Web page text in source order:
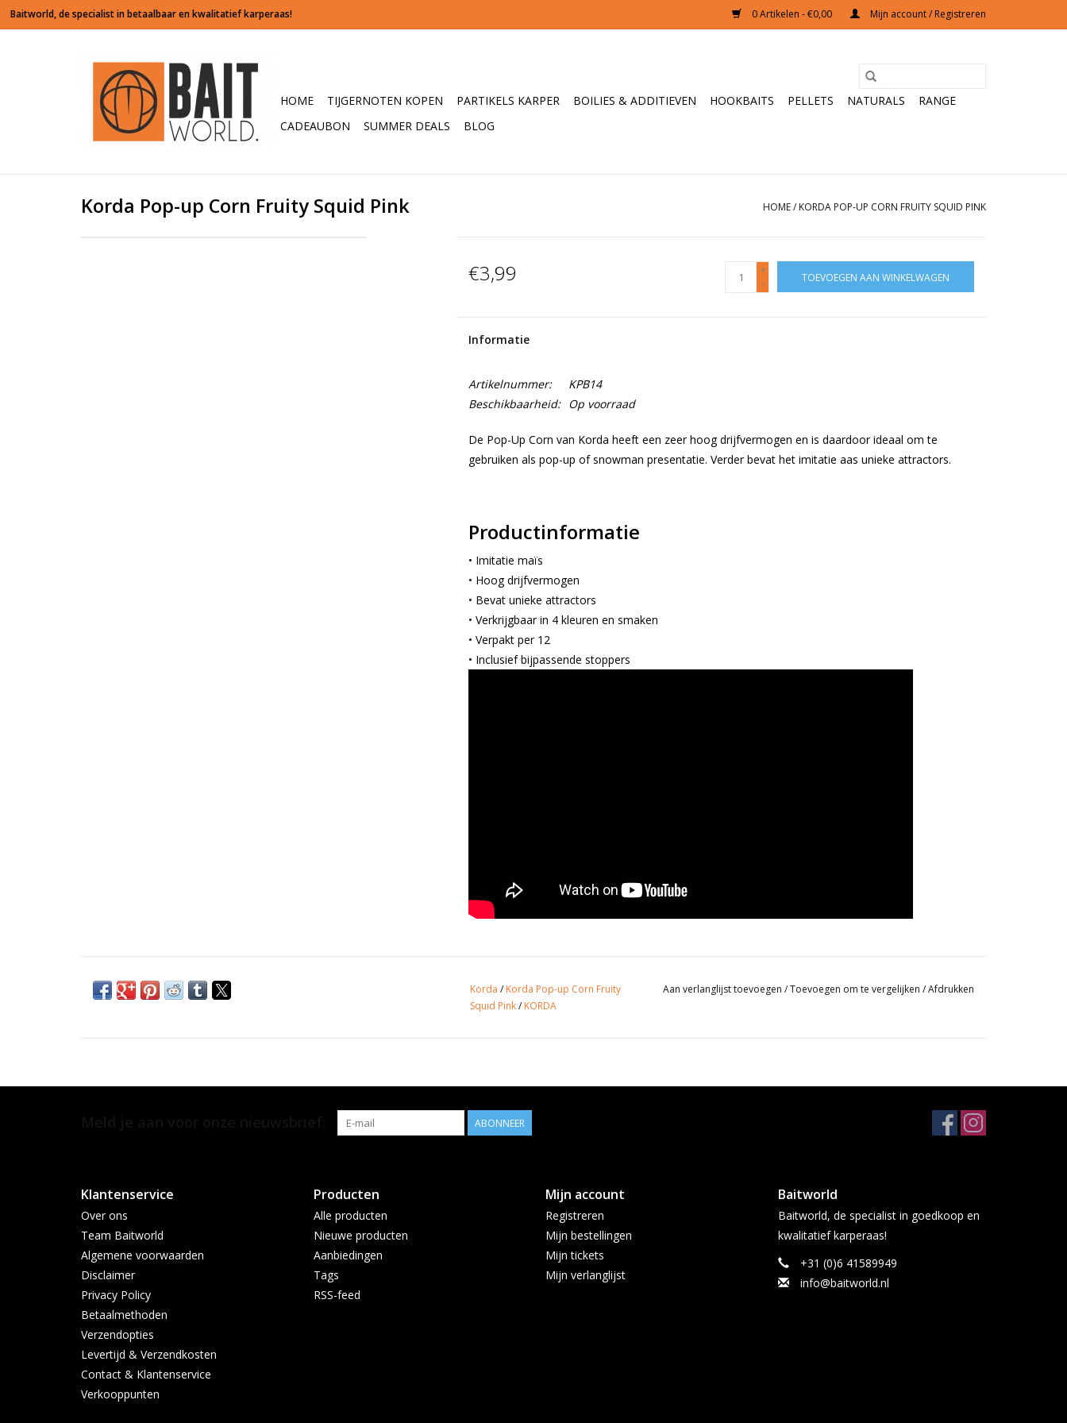
0 Artikelen - €0,00 Mijn account / Registreren
HOME TIJGERNOTEN KOPEN PARTIKELS KARPER BOILIES & ADDITIEVEN HOOKBAITS PELLETS NATURALS
RANGE
CADEAUBON
SUMMER DEALS BLOG
Korda Pop-up Corn Fruity Squid Pink HOME/ KORDA POP-UP CORN FRUITY SQUID PINK
€3,99
+
-
TOEVOEGEN AAN WINKELWAGEN
Informatie
Artikelnummer:
KPB14
Beschikbaarheid:
Op voorraad
De Pop-Up Corn van Korda heeft een zeer hoog drijfvermogen en is daardoor ideaal om te
gebruiken als pop-up of snowman presentatie. Verder bevat het imitatie aas unieke attractors.
Productinformatie
• Imitatie maïs
• Hoog drijfvermogen
• Bevat unieke attractors
• Verkrijgbaar in 4 kleuren en smaken
• Verpakt per 12
• Inclusief bijpassende stoppers
Korda / Korda Pop-up Corn Fruity
Squid Pink/ KORDA
Aan verlanglijst toevoegen /Toevoegen om te vergelijken /Afdrukken
ABONNEER
Klantenservice
Over ons
Team Baitworld
Algemene voorwaarden
Disclaimer
Privacy Policy
Betaalmethoden
Verzendopties
Levertijd & Verzendkosten
Contact & Klantenservice
Verkooppunten
Producten
Alle producten
Nieuwe producten
Aanbiedingen
Tags
RSS-feed
Mijn account
Registreren
Mijn bestellingen
Mijn tickets
Mijn verlanglijst
Baitworld
Baitworld, de specialist in goedkoop en
kwalitatief karperaas!
+31 (0)6 41589949
info@baitworld.nl